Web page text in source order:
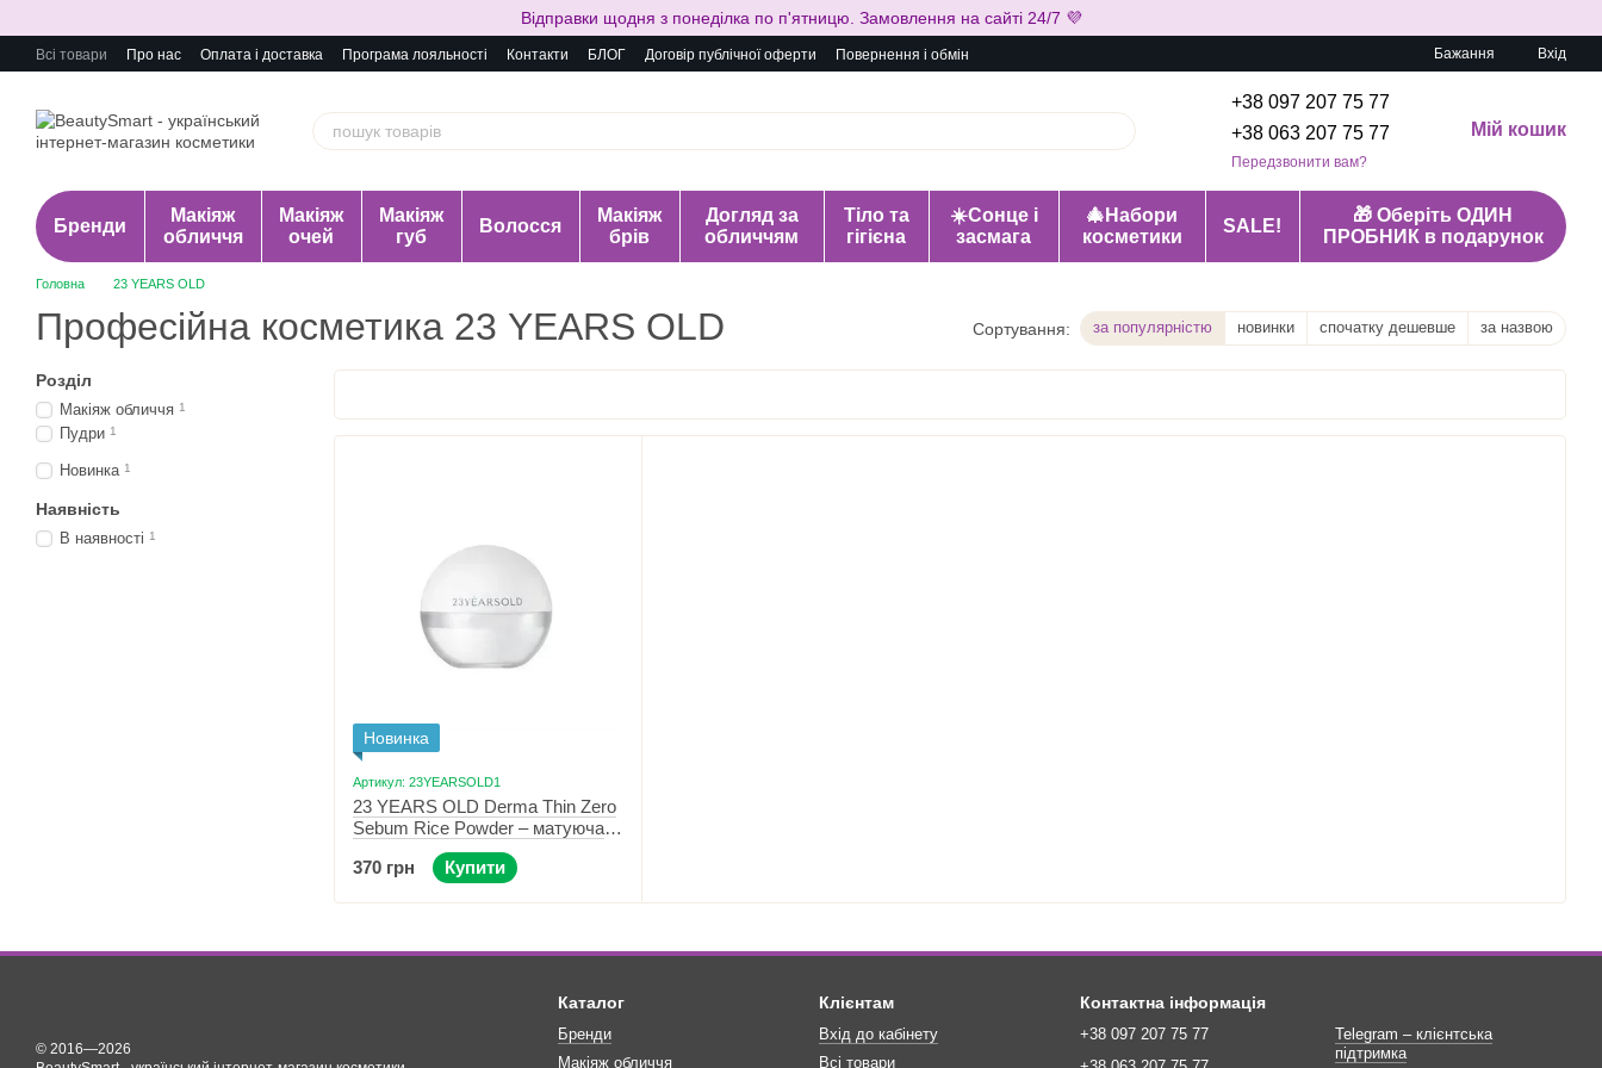
Відправки щодня з понеділка по п'ятницю. Замовлення на сайті 24/7 💜
Всі товари Про нас Оплата і доставка Програма лояльності Контакти БЛОГ Договір публічної оферти Повернення і обмін Бажання Вхід
+38 097 207 75 77
+38 063 207 75 77
Передзвонити вам?
Мій кошик
Бренди
Макіяж
обличчя
Макіяж
очей
Макіяж
губ
Волосся
Макіяж
брів
Догляд за
обличчям
Тіло та
гігієна
☀️Сонце і
засмага
🎄Набори
косметики
SALE!
🎁 Оберіть ОДИН
ПРОБНИК в подарунок
Головна 23 YEARS OLD
Професійна косметика 23 YEARS OLD Сортування: за популярністю новинки спочатку дешевше за назвою
Новинка
Артикул: 23YEARSOLD1
23 YEARS OLD Derma Thin Zero
Sebum Rice Powder – матуюча
рисова пудра 7 г
370 грн
Купити
Розділ
Макіяж обличчя 1
Пудри 1
Новинка 1
Наявність
В наявності 1
© 2016—2026
Каталог
Бренди
Макіяж обличчя
Клієнтам
Вхід до кабінету
Всі товари
Контактна інформація
+38 097 207 75 77
Telegram – клієнтська
підтримка